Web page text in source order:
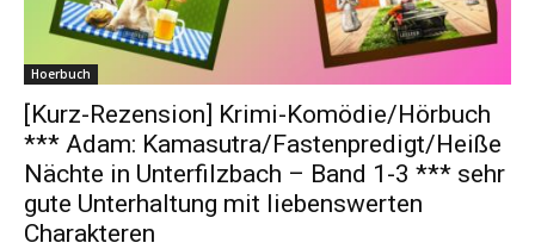
Hoerbuch
[Kurz-Rezension] Krimi-Komödie/Hörbuch
*** Adam: Kamasutra/Fastenpredigt/Heiße
Nächte in Unterfilzbach – Band 1-3 *** sehr
gute Unterhaltung mit liebenswerten
Charakteren